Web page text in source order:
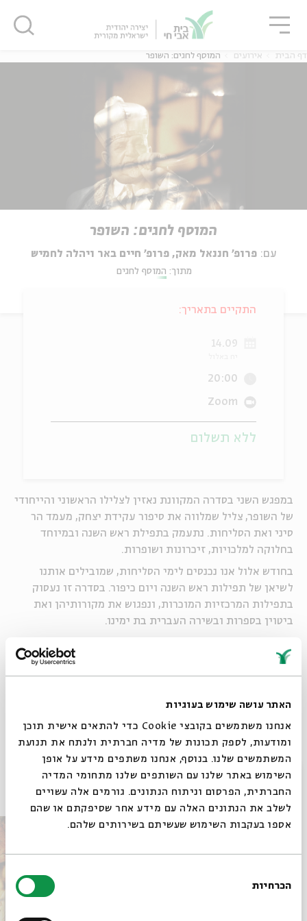
האתר עושה שימוש בעוגיות
אנחנו משתמשים בקובצי Cookie כדי להתאים אישית תוכן
ומודעות, לספק תכונות של מדיה חברתית ולנתח את תנועת
המשתמשים שלנו. בנוסף, אנחנו משתפים מידע על אופן
השימוש באתר שלנו עם השותפים שלנו מתחומי המדיה
החברתית, הפרסום וניתוח הנתונים. גורמים אלה עשויים
לשלב את הנתונים האלה עם מידע אחר שסיפקתם או שהם
אספו בעקבות השימוש שעשיתם בשירותים שלהם.
הסכמה
הכרחיות
דף הבית אירועים המוסף לחגים: השופר
המוסף לחגים: השופר
עם: פרופ' חננאל מאק, פרופ' חיים באר ויהלה לחמיש
מתוך: המוסף לחגים
במפגש השני בסדרה המקוונת נאזין לצלילו הראשוני והייחודי
של השופר, צליל שמלווה את סיפור עקידת יצחק, מעמד הר
סיני ואת הסליחות. נתעמק בתפילת ראש השנה ובמיוחד
בחלוקה למלכויות, זיכרונות ושופרות.
בחודש אלול אנו נכנסים לימי הסליחות, שמובילים אותנו
לשיאן של תפילות ראש השנה ויום כיפור. בסדרה זו נעסוק
בתפילות המרכזיות המוכרות, ונפגוש את מקורותיהן ואת
ביטוין בספרות ובשירה העברית בת ימינו.
תגיות: חודש אלול ראש השנה ספרות עברית פיוטים שופר
התקיים בתאריך:
14.09
20:00
Zoom
ללא תשלום
אירועים נוספים בסדרה
סגור
סגור